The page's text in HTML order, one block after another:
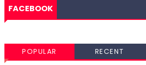
FACEBOOK
POPULAR RECENT